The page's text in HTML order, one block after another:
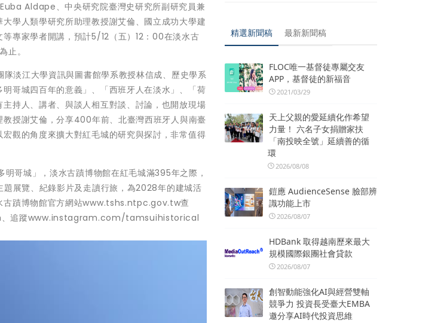
Aldape、中央研究院臺灣史研究所副研究員兼
學人類學研究所助理教授謝艾倫、國立成功大學建
專家學者開講，預計5/12（五）12：00在淡水古
。
淡江大學資訊與圖書館學系教授林信成、歷史學系
哥城四百年的意義」、「西班牙人在淡水」、「荷
持人、講者、與談人相互對談、討論，也開放現場
授謝艾倫，分享400年前、北臺灣西班牙人與南臺
觀的角度來擴大對紅毛城的研究與探討，非常值得
哥城」，淡水古蹟博物館在紅毛城滿395年之際，
展覽、紀錄影片及走讀行旅，為2028年的建城活
古蹟博物館官方網站www.tshs.ntpc.gov.tw查
追蹤www.instagram.com/tamsuihistorical
精選新聞稿 最新新聞稿
FLOC唯一基督徒專屬交友
APP，基督徒的新福音
2021/03/29
天上父親的愛延續化作希望
力量！ 六名子女捐贈家扶
「南投映全號」延續善的循
環
2026/08/08
鎧應 AudienceSense 臉部辨
識功能上市
2026/08/07
HDBank 取得越南歷來最大
規模國際銀團社會貸款
2026/08/07
創智動能強化AI與經營雙軸
競爭力 投資長受臺大EMBA
邀分享AI時代投資思維